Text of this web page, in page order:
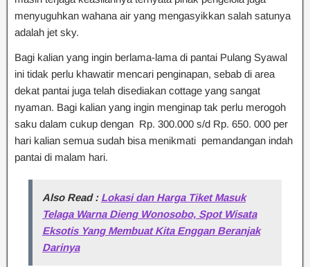
menyuguhkan wahana air yang mengasyikkan salah satunya
adalah jet sky.
Bagi kalian yang ingin berlama-lama di pantai Pulang Syawal
ini tidak perlu khawatir mencari penginapan, sebab di area
dekat pantai juga telah disediakan cottage yang sangat
nyaman. Bagi kalian yang ingin menginap tak perlu merogoh
saku dalam cukup dengan Rp. 300.000 s/d Rp. 650. 000 per
hari kalian semua sudah bisa menikmati pemandangan indah
pantai di malam hari.
Also Read : Lokasi dan Harga Tiket Masuk
Telaga Warna Dieng Wonosobo, Spot Wisata
Eksotis Yang Membuat Kita Enggan Beranjak
Darinya